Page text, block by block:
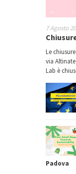
7 Agosto
Le
via
Lab è
Padova